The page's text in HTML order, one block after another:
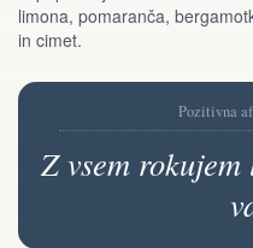
limona, pomaranča,
in cimet.
Pozitivna
Z vsem